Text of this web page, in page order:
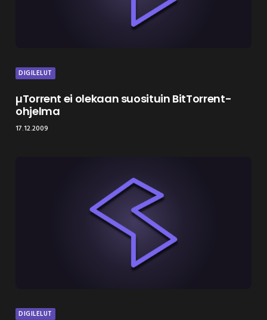
DIGILELUT
µTorrent ei olekaan suosituin BitTorrent-
ohjelma
17.12.2009
DIGILELUT